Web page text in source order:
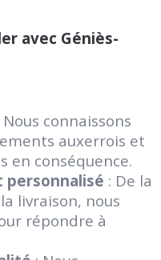
avec Géniès-
Nous connaissons
auxerrois et
en conséquence.
personnalisé : De la
livraison, nous
répondre à